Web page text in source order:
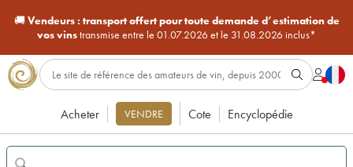
🚚Vendeurs : transport offert pour toute demande d’estimation de
vos vinstransmise entre le 01.07.2026 et le 31.08.2026 inclus*
Acheter VENDRE Cote Encyclopédie